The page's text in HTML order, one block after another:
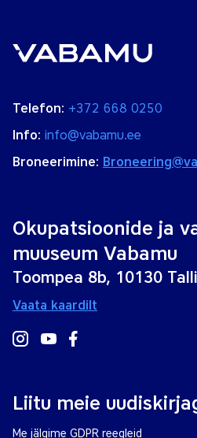
Telefon: +372 668 0250
Info: info@vabamu.ee
Broneerimine:
Okupatsioonide ja
muuseum Vabamu
Toompea 8b, 10130
Vaata kaardilt
Liitu meie
Me jälgime GDPR reegleid